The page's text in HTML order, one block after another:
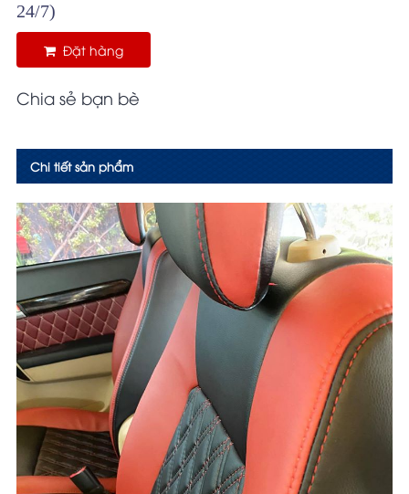
24/7)
Đặt hàng
Chia sẻ bạn bè
Chi tiết sản phẩm